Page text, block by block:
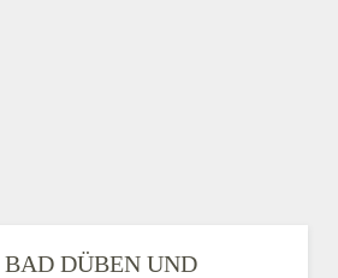
DÜBEN UND